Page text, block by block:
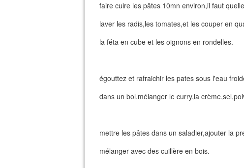
faire cuire les pâtes 10mn environ,il faut
laver les radis,les tomates,et les couper en
la féta en cube et les oignons en rondelles.
égouttez et rafraichir les pates sous l'eau
dans un bol,mélanger le curry,la
mettre les pâtes dans un saladier,ajouter la
mélanger avec des cuillère en bois.